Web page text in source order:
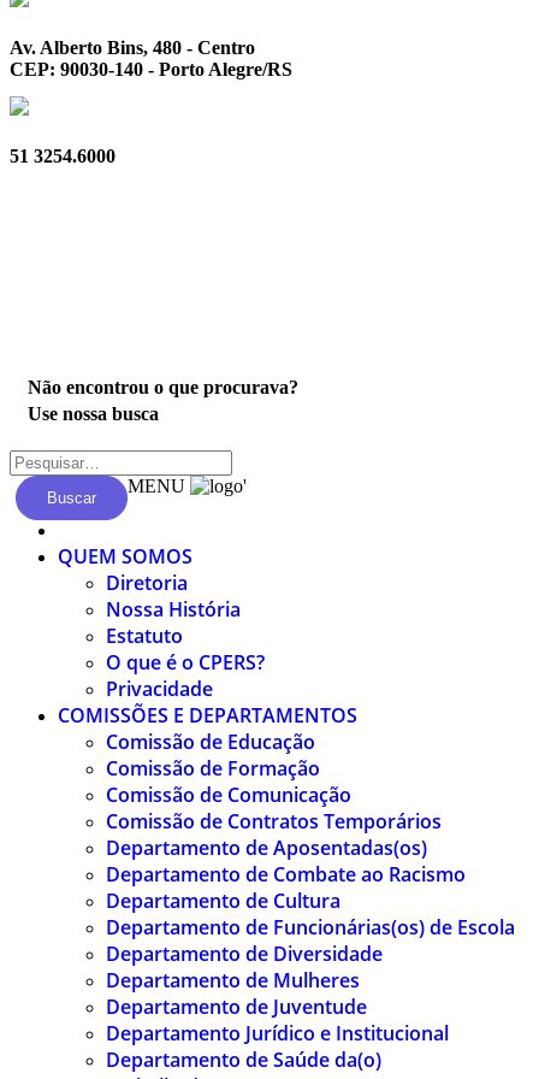
Av. Alberto Bins, 480 - Centro
CEP: 90030-140 - Porto Alegre/RS
51 3254.6000
Não encontrou o que procurava?
Use nossa busca
Buscar
MENU '
QUEM SOMOS
Diretoria
Nossa História
Estatuto
O que é o CPERS?
Privacidade
COMISSÕES E DEPARTAMENTOS
Comissão de Educação
Comissão de Formação
Comissão de Comunicação
Comissão de Contratos Temporários
Departamento de Aposentadas(os)
Departamento de Combate ao Racismo
Departamento de Cultura
Departamento de Funcionárias(os) de Escola
Departamento de Diversidade
Departamento de Mulheres
Departamento de Juventude
Departamento Jurídico e Institucional
Departamento de Saúde da(o)